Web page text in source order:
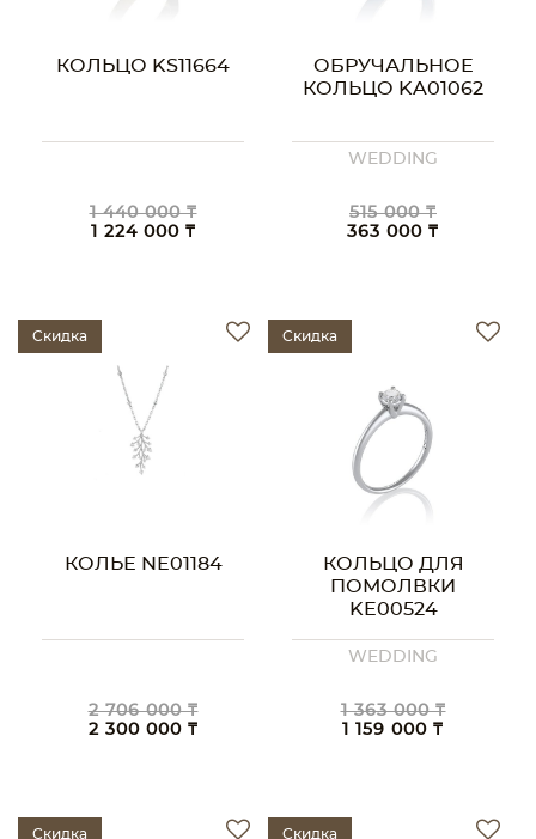
КОЛЬЦО KS11664
1 440 000 ₸
1 224 000 ₸
ОБРУЧАЛЬНОЕ
КОЛЬЦО KA01062
WEDDING
515 000 ₸
363 000 ₸
Скидка
КОЛЬЕ NE01184
2 706 000 ₸
2 300 000 ₸
Скидка
КОЛЬЦО ДЛЯ
ПОМОЛВКИ
KE00524
WEDDING
1 363 000 ₸
1 159 000 ₸
Скидка Скидка